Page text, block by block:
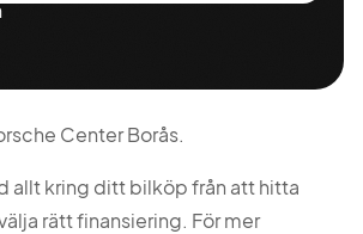
Center Borås.
allt kring ditt bilköp från att hitta
rätt finansiering. För mer